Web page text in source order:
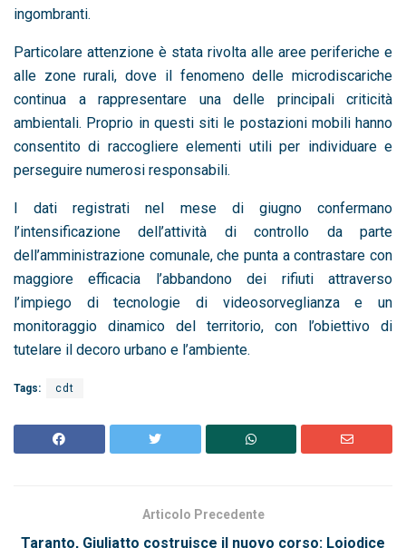
ingombranti.
Particolare attenzione è stata rivolta alle aree periferiche e
alle zone rurali, dove il fenomeno delle microdiscariche
continua a rappresentare una delle principali criticità
ambientali. Proprio in questi siti le postazioni mobili hanno
consentito di raccogliere elementi utili per individuare e
perseguire numerosi responsabili.
I dati registrati nel mese di giugno confermano
l’intensificazione dell’attività di controllo da parte
dell’amministrazione comunale, che punta a contrastare con
maggiore efficacia l’abbandono dei rifiuti attraverso
l’impiego di tecnologie di videosorveglianza e un
monitoraggio dinamico del territorio, con l’obiettivo di
tutelare il decoro urbano e l’ambiente.
Tags: cdt
Articolo Precedente
Taranto, Giuliatto costruisce il nuovo corso: Loiodice